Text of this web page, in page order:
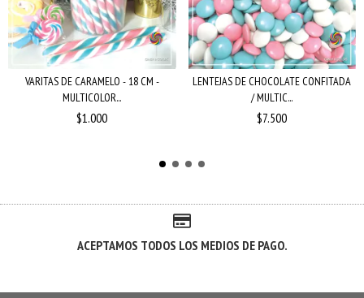
VARITAS DE CARAMELO - 18 CM -
MULTICOLOR...
$1.000
LENTEJAS DE CHOCOLATE CONFITADA
/ MULTIC...
$7.500
ACEPTAMOS TODOS LOS MEDIOS DE PAGO.